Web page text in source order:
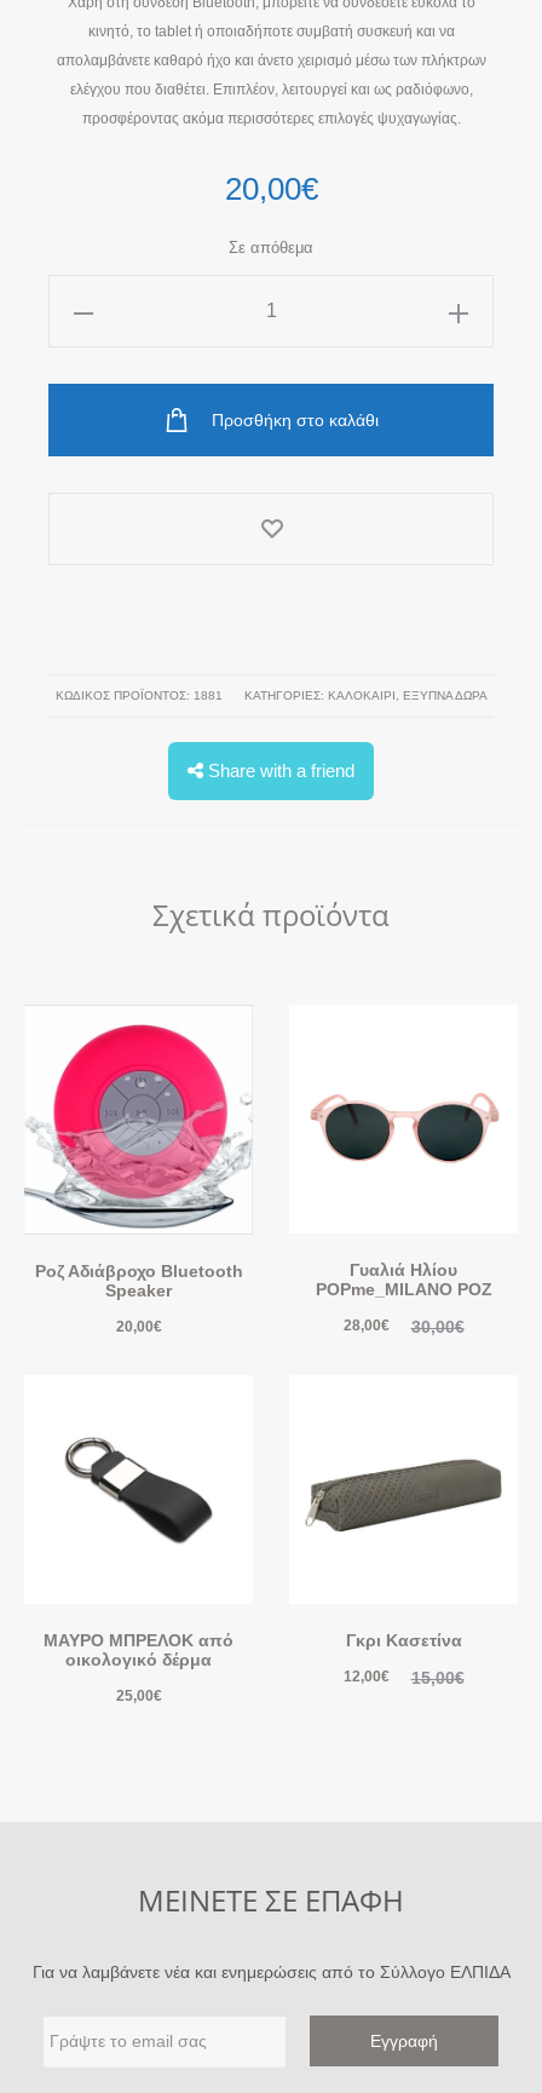
κινητό, το tablet ή οποιαδήποτε συμβατή συσκευή και να
απολαμβάνετε καθαρό ήχο και άνετο χειρισμό μέσω των πλήκτρων
ελέγχου που διαθέτει. Επιπλέον, λειτουργεί και ως ραδιόφωνο,
προσφέροντας ακόμα περισσότερες επιλογές ψυχαγωγίας.
20,00€
Σε απόθεμα
Προσθήκη στο καλάθι
ΚΩΔΙΚΌΣ ΠΡΟΪΌΝΤΟΣ: 1881 ΚΑΤΗΓΟΡΊΕΣ: ΚΑΛΟΚΑΊΡΙ, ΕΞΥΠΝΑ ΔΩΡΑ
Share with a friend
Σχετικά προϊόντα
Ροζ Αδιάβροχο Bluetooth
Speaker
20,00€
Γυαλιά Ηλίου
POPme_MILANO ΡΟΖ
30,00€
28,00€
ΜΑΥΡΟ ΜΠΡΕΛΟΚ από
οικολογικό δέρμα
25,00€
Γκρι Κασετίνα
15,00€
12,00€
ΜΕΙΝΕΤΕ ΣΕ ΕΠΑΦΗ
Για να λαμβάνετε νέα και ενημερώσεις από το Σύλλογο ΕΛΠΙΔΑ